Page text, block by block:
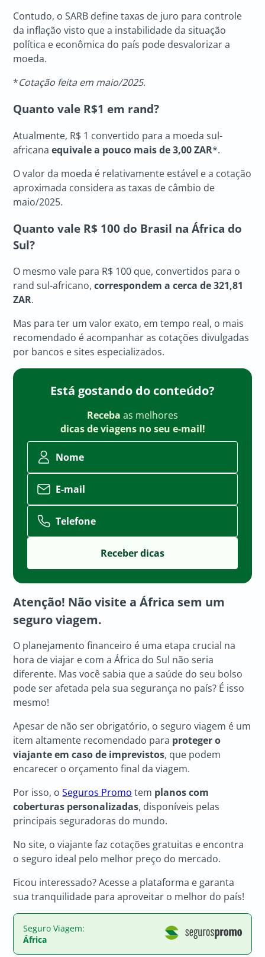
Contudo, o SARB define taxas de juro para controle
da inflação visto que a instabilidade da situação
política e econômica do país pode desvalorizar a
moeda.
*Cotação feita em maio/2025.
Quanto vale R$1 em rand?
Atualmente, R$ 1 convertido para a moeda sul-
africanaequivale a pouco mais de 3,00 ZAR*.
O valor da moeda é relativamente estável e a cotação
aproximada considera as taxas de câmbio de
maio/2025.
Quanto vale R$ 100 do Brasil na África do
Sul?
O mesmo vale para R$ 100 que, convertidos para o
rand sul-africano,correspondem a cerca de 321,81
ZAR.
Mas para ter um valor exato, em tempo real, o mais
recomendado é acompanhar as cotações divulgadas
por bancos e sites especializados.
Está gostando do conteúdo?
Receba as melhores
dicas de viagens no seu e-mail!
Nome
E-mail
Telefone
Atenção! Não visite a África sem um
seguro viagem.
O planejamento financeiro é uma etapa crucial na
hora de viajar e com a África do Sul não seria
diferente. Mas você sabia que a saúde do seu bolso
pode ser afetada pela sua segurança no país? É isso
mesmo!
Apesar de não ser obrigatório, o seguro viagem é um
item altamente recomendado para proteger o
viajante em caso de imprevistos, que podem
encarecer o orçamento final da viagem.
Por isso, oSeguros Promo tem planos com
coberturas personalizadas, disponíveis pelas
principais seguradoras do mundo.
No site, o viajante faz cotações gratuitas e encontra
o seguro ideal pelo melhor preço do mercado.
Ficou interessado? Acesse a plataforma e garanta
sua tranquilidade para aproveitar o melhor do país!
Seguro Viagem:
África